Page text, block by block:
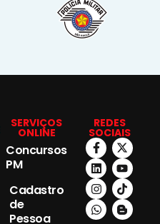
SERVIÇOS
ONLINE
Concursos
PM
Cadastro
de
Pessoa
REDES
SOCIAIS